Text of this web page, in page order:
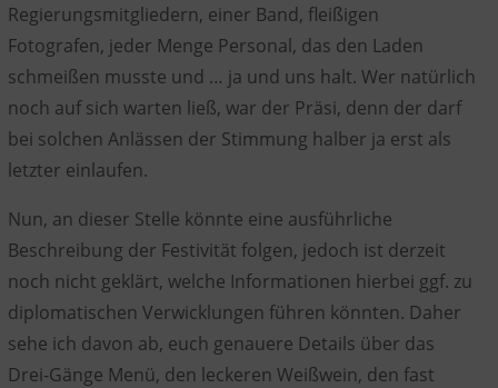
Regierungsmitgliedern, einer Band, fleißigen
Fotografen, jeder Menge Personal, das den Laden
schmeißen musste und … ja und uns halt. Wer natürlich
noch auf sich warten ließ, war der Präsi, denn der darf
bei solchen Anlässen der Stimmung halber ja erst als
letzter einlaufen.
Nun, an dieser Stelle könnte eine ausführliche
Beschreibung der Festivität folgen, jedoch ist derzeit
noch nicht geklärt, welche Informationen hierbei ggf. zu
diplomatischen Verwicklungen führen könnten. Daher
sehe ich davon ab, euch genauere Details über das
Drei-Gänge Menü, den leckeren Weißwein, den fast